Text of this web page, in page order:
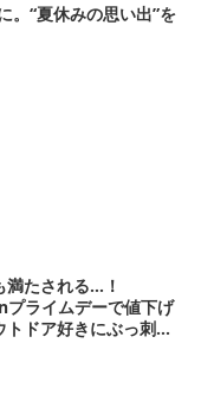
。“夏休みの思い出”を
満たされる…！
ライムデーで値下げ
トドア好きにぶっ刺さ